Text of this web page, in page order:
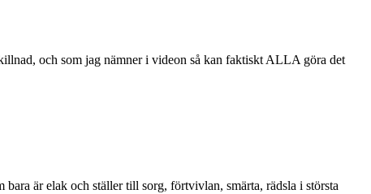
och som jag nämner i videon så kan faktiskt ALLA göra det
är elak och ställer till sorg, förtvivlan, smärta, rädsla i största